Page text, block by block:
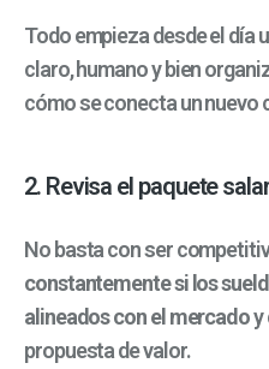
Todo empieza desde el día
claro, humano y bien
cómo se conecta un nuevo
2. Revisa el paquete
No basta con ser
constantemente si los
alineados con el mercadoy
propuesta de valor.